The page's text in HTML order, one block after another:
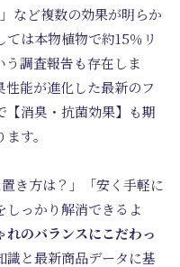
など複数の効果が明らか
は本物植物で約15％リ
調査報告も存在しま
能が進化した最新のフ
【消臭・抗菌効果】も期
す。
き方は？」「安く手軽に
っかり解消できるよ
れのバランスにこだわっ
識と最新商品データに基